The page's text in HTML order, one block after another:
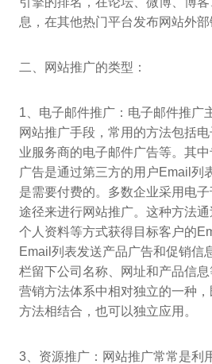
息，在其他热门平台发布网站外部
二、网站推广的类型：
1、电子邮件推广：电子邮件推广
网站推广手段，常用的方法包括
业服务商的电子邮件广告等。其
广告是通过第三方的用户Email列
是需要付费的。多数企业采用电
途径来进行网站推广。这种方法
个人资料等方式获得目标客户的
Email列表发送产品广告和促销信
栏留下公司名称、网址和产品信
营销方法体系中相对独立的一种
方法相结合，也可以独立应用。
3、资源推广：网站推广常常是利